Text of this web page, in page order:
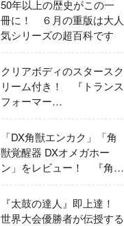
50年以上の歴史がこの一
冊に！ ６月の重版は大人
気シリーズの超百科です
クリアボディのスタースク
リーム付き！ 『トランス
フォーマー
FANBOOK2026』2026年
７月31日発売！
「DX角獣エンカク」「角
獣覚醒器 DXオメガホー
ン」をレビュー！ 『角醒
ハンター オメガホーン』
の玩具展開がスタート！
『太鼓の達人』即上達！
世界大会優勝者が伝授する